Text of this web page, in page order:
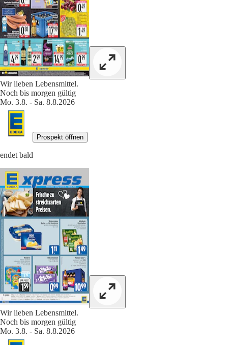
Wir lieben Lebensmittel.
Noch bis morgen gültig
Mo. 3.8. - Sa. 8.8.2026
Prospekt öffnen
endet bald
Wir lieben Lebensmittel.
Noch bis morgen gültig
Mo. 3.8. - Sa. 8.8.2026